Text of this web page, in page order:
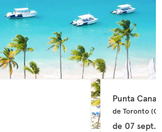
Punta Cana
de Toronto
de 07 sept.